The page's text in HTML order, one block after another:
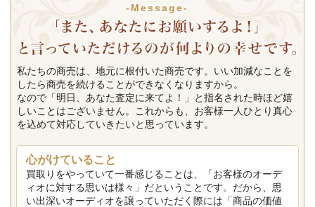
-Message-
私たちの商売は、地元に根付いた商売です。いい加減なことを
したら商売を続けることができなくなりますから。
なので「明日、あなた査定に来てよ！」と指名された時ほど嬉
しいことはございません。これからも、お客様一人ひとり真心
を込めて対応していきたいと思っています。
心がけていること
買取りをやっていて一番感じることは、「お客様のオーデ
ィオに対する思いは様々」だということです。だから、思
い出深いオーディオを譲っていただく際には「商品の価値